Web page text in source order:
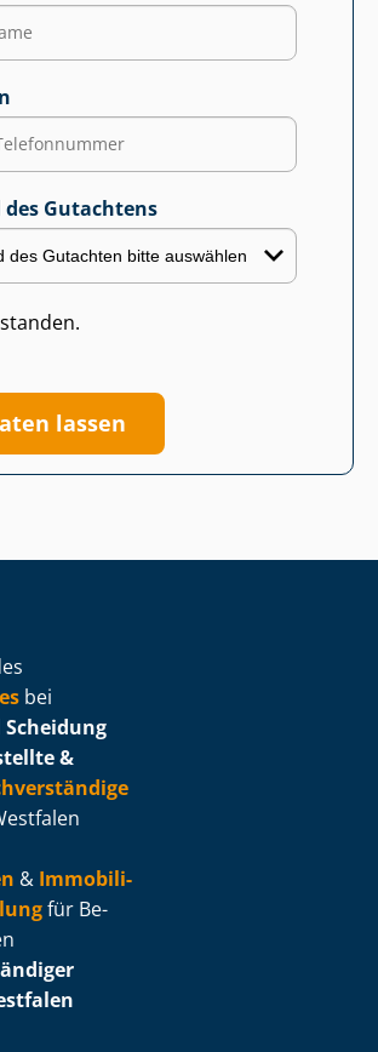
des Gutachtens
lassen
bei
Scheidung
&
& Im­mo­bi­li­
für Be­